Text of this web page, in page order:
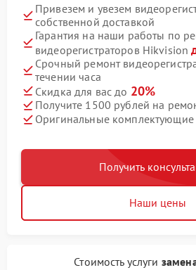
Привезем и увезем
собственной доставкой
Гарантия на наши работы по
видеорегистраторов Hikvision
Срочный ремонт
течении часа
Скидка для вас до 20%
Получите 1500 рублей на
Оригинальные
Получить
Наши цены
Стоимость услуги